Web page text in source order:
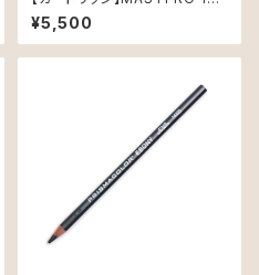
1RL (0.35mm)-CHN-
¥5,500